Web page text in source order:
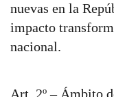
nuevas en la
impacto
nacional.
Art. 2º – Ámbito